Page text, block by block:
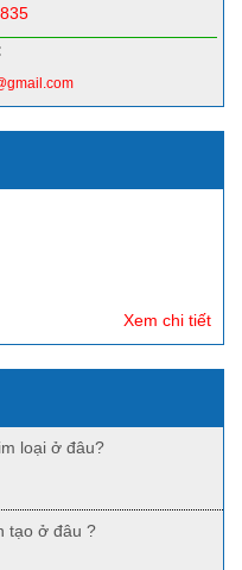
Xem chi tiết
loại ở đâu?
tạo ở đâu ?